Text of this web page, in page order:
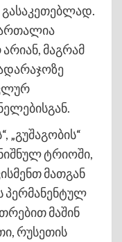
მაგრამ
„გუშაგობის“
ტრიოში,
მათგან
პერმანენტულ
მაშინ
რუსეთის